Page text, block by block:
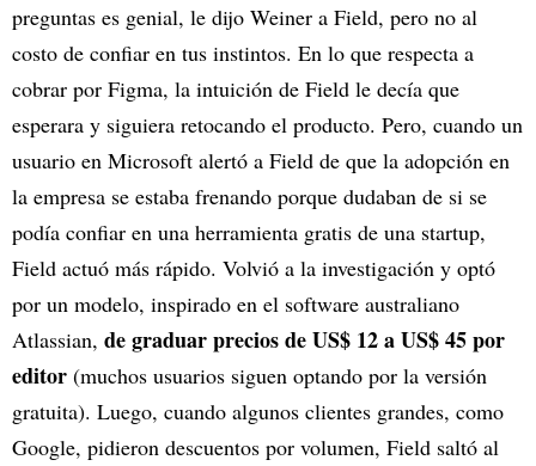
preguntas es genial, le dijo Weiner a Field, pero no al
costo de confiar en tus instintos. En lo que respecta a
cobrar por Figma, la intuición de Field le decía que
esperara y siguiera retocando el producto. Pero, cuando un
usuario en Microsoft alertó a Field de que la adopción en
la empresa se estaba frenando porque dudaban de si se
podía confiar en una herramienta gratis de una startup,
Field actuó más rápido. Volvió a la investigación y optó
por un modelo, inspirado en el software australiano
Atlassian, de graduar precios de US$ 12 a US$ 45 por
editor (muchos usuarios siguen optando por la versión
gratuita). Luego, cuando algunos clientes grandes, como
Google, pidieron descuentos por volumen, Field saltó al